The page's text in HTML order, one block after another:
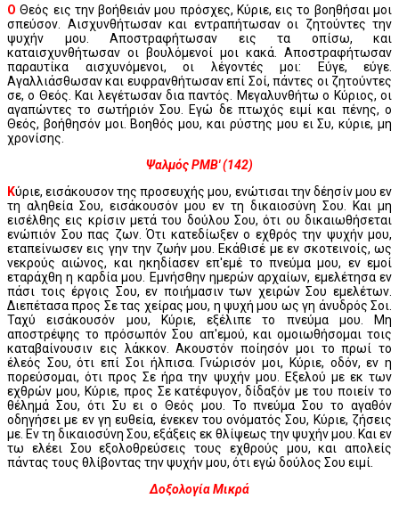
Ο Θεός εις την βοήθειάν μου πρόσχες, Κύριε, εις το βοηθήσαι μοι
σπεύσον. Αισχυνθήτωσαν και εντραπήτωσαν οι ζητούντες την
ψυχήν μου. Αποστραφήτωσαν εις τα οπίσω, και
καταισχυνθήτωσαν οι βουλόμενοί μοι κακά. Αποστραφήτωσαν
παραυτίκα αισχυνόμενοι, οι λέγοντές μοι: Εύγε, εύγε.
Αγαλλιάσθωσαν και ευφρανθήτωσαν επί Σοί, πάντες οι ζητούντες
σε, ο Θεός. Και λεγέτωσαν δια παντός. Μεγαλυνθήτω ο Κύριος, οι
αγαπώντες το σωτήριόν Σου. Εγώ δε πτωχός ειμί και πένης, ο
Θεός, βοήθησόν μοι. Βοηθός μου, και ρύστης μου ει Συ, κύριε, μη
χρονίσης.
Ψαλμός ΡΜΒ' (142)
Κύριε, εισάκουσον της προσευχής μου, ενώτισαι την δέησίν μου εν
τη αληθεία Σου, εισάκουσόν μου εν τη δικαιοσύνη Σου. Και μη
εισέλθης εις κρίσιν μετά του δούλου Σου, ότι ου δικαιωθήσεται
ενώπιόν Σου πας ζων. Ότι κατεδίωξεν ο εχθρός την ψυχήν μου,
εταπείνωσεν εις γην την ζωήν μου. Εκάθισέ με εν σκοτεινοίς, ως
νεκρούς αιώνος, και ηκηδίασεν επ'εμέ το πνεύμα μου, εν εμοί
εταράχθη η καρδία μου. Εμνήσθην ημερών αρχαίων, εμελέτησα εν
πάσι τοις έργοις Σου, εν ποιήμασιν των χειρών Σου εμελέτων.
Διεπέτασα προς Σε τας χείρας μου, η ψυχή μου ως γη άνυδρός Σοι.
Ταχύ εισάκουσόν μου, Κύριε, εξέλιπε το πνεύμα μου. Μη
αποστρέψης το πρόσωπόν Σου απ'εμού, και ομοιωθήσομαι τοις
καταβαίνουσιν εις λάκκον. Ακουστόν ποίησόν μοι το πρωί το
έλεός Σου, ότι επί Σοι ήλπισα. Γνώρισόν μοι, Κύριε, οδόν, εν η
πορεύσομαι, ότι προς Σε ήρα την ψυχήν μου. Εξελού με εκ των
εχθρών μου, Κύριε, προς Σε κατέφυγον, δίδαξόν με του ποιείν το
θέλημά Σου, ότι Συ ει ο Θεός μου. Το πνεύμα Σου το αγαθόν
οδηγήσει με εν γη ευθεία, ένεκεν του ονόματός Σου, Κύριε, ζήσεις
με. Εν τη δικαιοσύνη Σου, εξάξεις εκ θλίψεως την ψυχήν μου. Και εν
τω ελέει Σου εξολοθρεύσεις τους εχθρούς μου, και απολείς
πάντας τους θλίβοντας την ψυχήν μου, ότι εγώ δούλος Σου ειμί.
Δοξολογία Μικρά